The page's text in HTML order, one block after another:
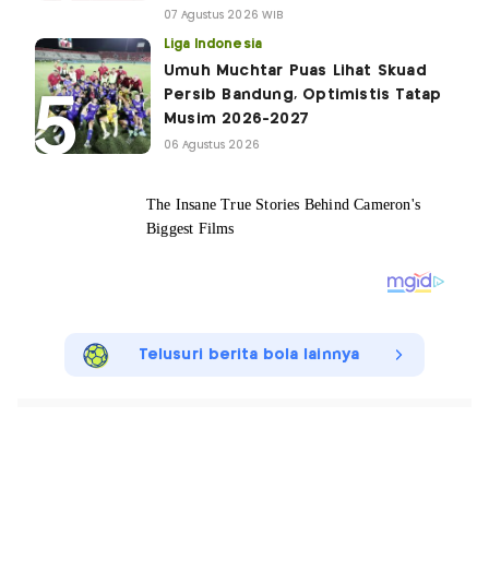
07 Agustus 2026 WIB
Liga Indonesia
Umuh Muchtar Puas Lihat Skuad
Persib Bandung, Optimistis Tatap
Musim 2026-2027
06 Agustus 2026
Telusuri berita bola lainnya